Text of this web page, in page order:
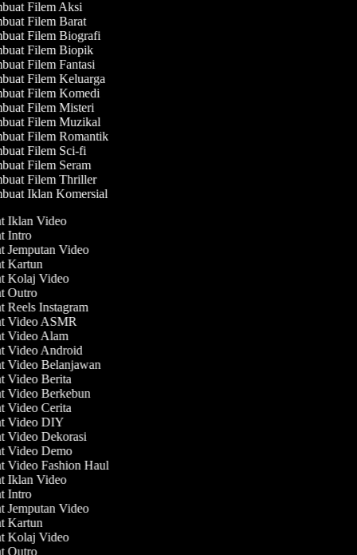
Filem Aksi
Filem Barat
Filem Biografi
Filem Biopik
Filem Fantasi
Filem Keluarga
Filem Komedi
Filem Misteri
Filem Muzikal
Filem Romantik
Filem Sci-fi
Filem Seram
Filem Thriller
Iklan Komersial
Iklan Video
Intro
Jemputan Video
Kartun
Kolaj Video
Outro
Reels Instagram
Video ASMR
Video Alam
Video Android
Video Belanjawan
Video Berita
Video Berkebun
Video Cerita
Video DIY
Video Dekorasi
Video Demo
Video Fashion Haul
Iklan Video
Intro
Jemputan Video
Kartun
Kolaj Video
Outro